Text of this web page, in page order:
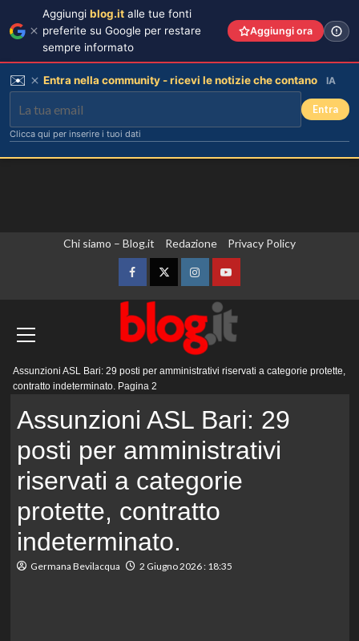
Chi siamo – Blog.it Redazione Privacy Policy
FacebookTwitterInstagramYouTube
principale
Assunzioni ASL Bari: 29 posti per amministrativi riservati a categorie protette,
contratto indeterminato. Pagina 2
Assunzioni ASL Bari: 29
posti per amministrativi
riservati a categorie
protette, contratto
indeterminato.
Germana Bevilacqua 2 Giugno 2026 : 18:35
Aggiungi blog.it alle tue fonti
preferite su Google per restare
sempre informato
Aggiungi ora
✉️ Entra nella community - ricevi le notizie che contano IA
Entra
Clicca qui per inserire i tuoi dati